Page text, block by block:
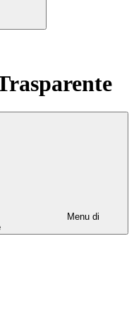
Menu di